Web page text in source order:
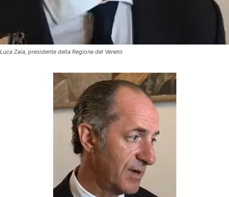
Luca Zaia, presidente della Regione del Veneto